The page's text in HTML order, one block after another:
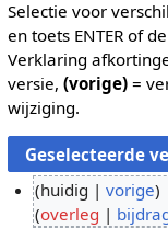
Selectie voor
en toets ENTER of
Verklaring
versie, (vorige)=
wijziging.
huidig vorige
overleg